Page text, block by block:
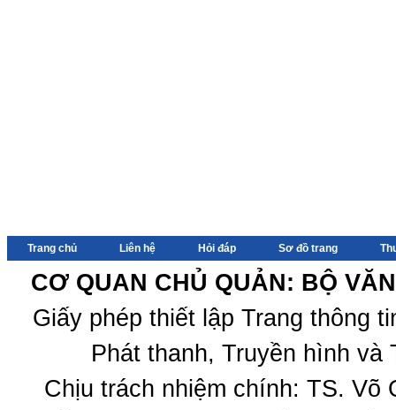
Trang chủ Liên hệ Hỏi đáp Sơ đồ trang
CƠ QUAN CHỦ QUẢN: BỘ
Giấy phép thiết lập Trang thông
Phát thanh, Truyền hình
Chịu trách nhiệm chính: TS.